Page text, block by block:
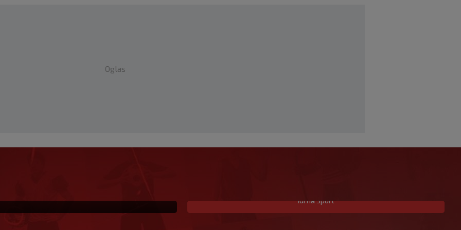
Oglas
tvrde da je
željama
Znate li kad je Hajduk u Europi zadnji
Idi na Sport